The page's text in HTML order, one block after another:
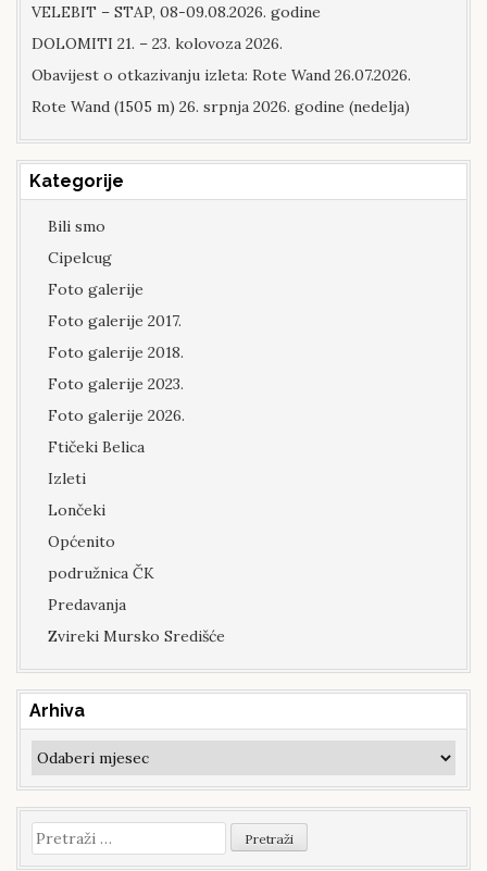
VELEBIT – STAP, 08-09.08.2026. godine
DOLOMITI 21. – 23. kolovoza 2026.
Obavijest o otkazivanju izleta: Rote Wand 26.07.2026.
Rote Wand (1505 m) 26. srpnja 2026. godine (nedelja)
Kategorije
Bili smo
Cipelcug
Foto galerije
Foto galerije 2017.
Foto galerije 2018.
Foto galerije 2023.
Foto galerije 2026.
Ftičeki Belica
Izleti
Lončeki
Općenito
podružnica ČK
Predavanja
Zvireki Mursko Središće
Arhiva
Arhiva
Pretraži: